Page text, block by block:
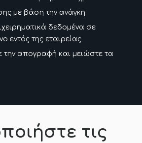
με βάση την ανάγκη
δεδομένα σε
εντός της εταιρείας
την απογραφή και μειώστε τα
τις